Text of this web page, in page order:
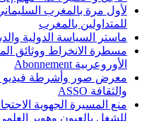
لأول مرة بالمغرب السليماني
للمتداولين بالمغرب
ماستر السياسة الدولية
مسطرة الانخراط ووثائق
الأوروعربية Abonnement
معرض صور وأشرطة فيديو
والثقافة ASSO
منع المسيرة الجهوية
للشغل بالعيون وهوير